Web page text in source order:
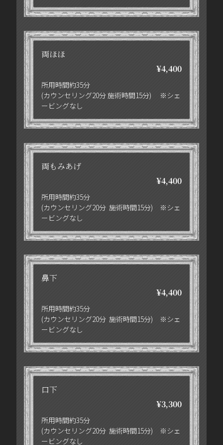
両ほほ
¥4,400
所用時間約35分
(カウンセリング20分 施術時間15分) ※シェ
ービングなし
両もみあげ
¥4,400
所用時間約35分
(カウンセリング20分 施術時間15分) ※シェ
ービングなし
鼻下
¥4,400
所用時間約35分
(カウンセリング20分 施術時間15分) ※シェ
ービングなし
口下
¥3,300
所用時間約35分
(カウンセリング20分 施術時間15分) ※シェ
ービングなし